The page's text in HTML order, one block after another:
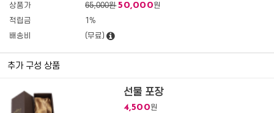
상품가 65,000원 50,000원
적립금
1%
배송비
(무료)
추가 구성 상품
선물 포장
4,500원